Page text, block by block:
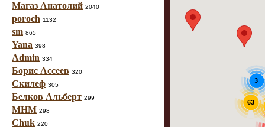
Магаз Анатолий 2040
poroch 1132
sm 865
Yana 398
Admin 334
Борис Ассеев 320
Скилеф 305
Белков Альберт 299
МНМ 298
Chuk 220
63
3